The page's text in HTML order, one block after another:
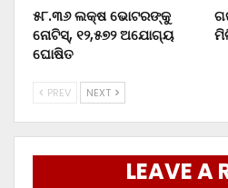
୫୮.୩୬ ଲକ୍ଷ ଭୋଟରଙ୍କୁ
ନୋଟିସ୍‌, ୧୨,୫୭୨ ଅଯୋଗ୍ୟ
ଘୋଷିତ
PREV NEXT
LEAVE A